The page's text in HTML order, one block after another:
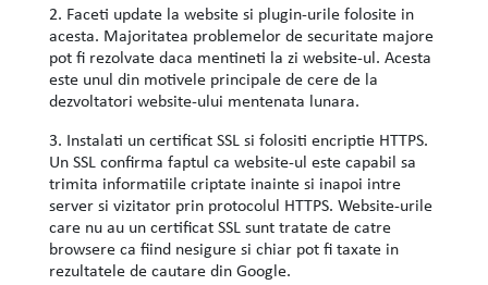
2. Faceti update la website si plugin-urile folosite in
acesta. Majoritatea problemelor de securitate majore
pot fi rezolvate daca mentineti la zi website-ul. Acesta
este unul din motivele principale de cere de la
dezvoltatori website-ului mentenata lunara.
3. Instalati un certificat SSL si folositi encriptie HTTPS.
Un SSL confirma faptul ca website-ul este capabil sa
trimita informatiile criptate inainte si inapoi intre
server si vizitator prin protocolul HTTPS. Website-urile
care nu au un certificat SSL sunt tratate de catre
browsere ca fiind nesigure si chiar pot fi taxate in
rezultatele de cautare din Google.